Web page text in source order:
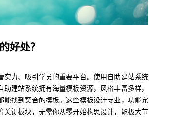
好处？
力、吸引学员的重要平台。使用自助建站系统
建站系统拥有海量模板资源，风格丰富多样，
找到契合的模板。这些模板设计专业，功能完
键板块，无需你从零开始构思设计，能极大节